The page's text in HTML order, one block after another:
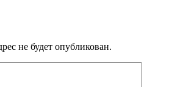
не будет опубликован.